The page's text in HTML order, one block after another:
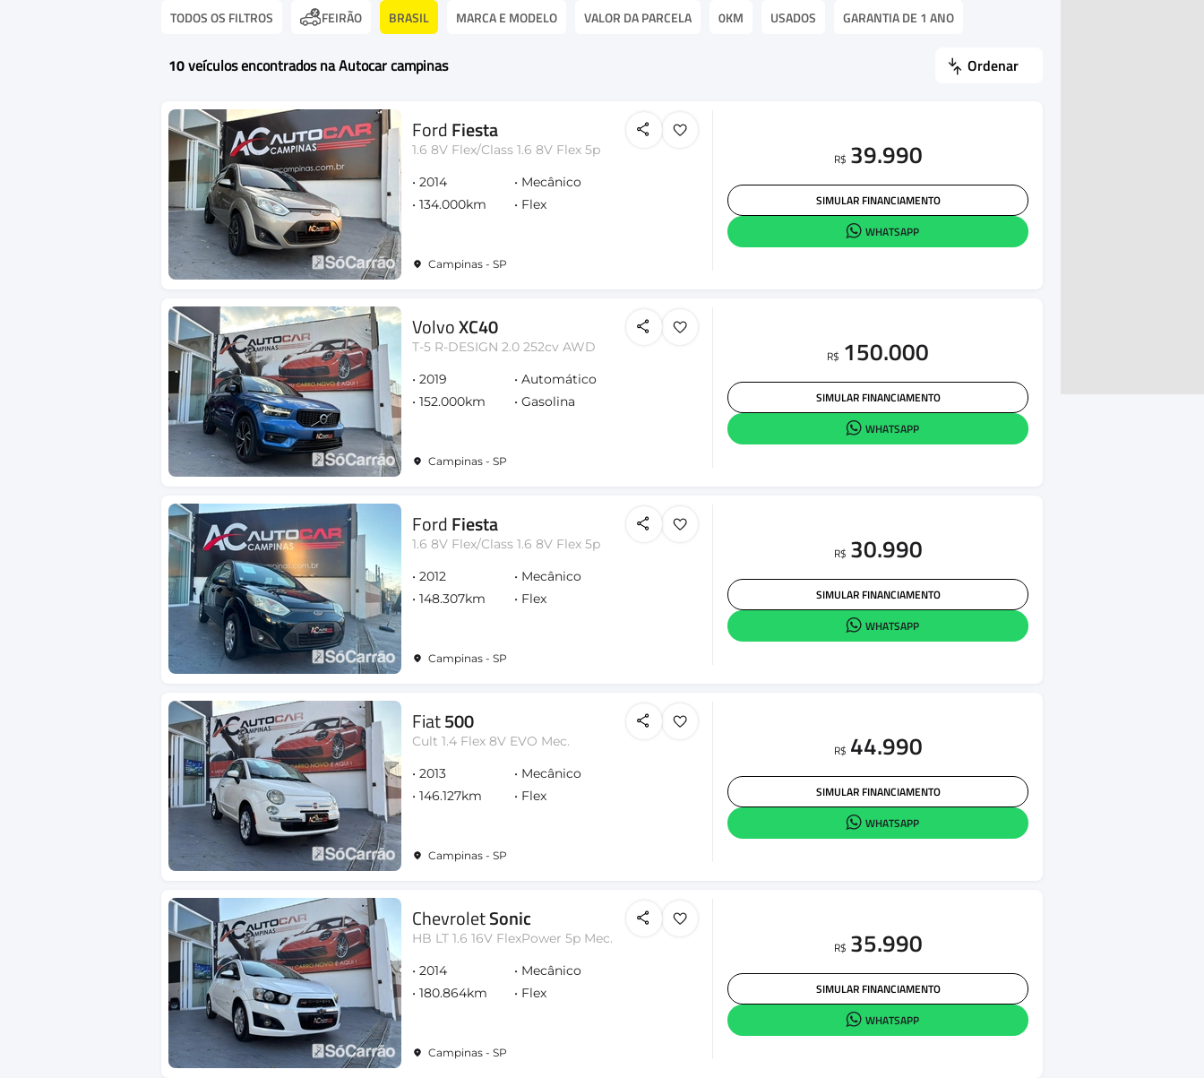
TODOS OS FILTROS FEIRÃO BRASIL MARCA E MODELO VALOR DA PARCELA 0KM USADOS GARANTIA DE 1 ANO
10veículos encontrados na Autocar campinas Ordenar
FordFiesta
1.6 8V Flex/Class 1.6 8V Flex 5p
2014
Mecânico
134.000km
Flex
Campinas - SP
R$ 39.990
SIMULAR FINANCIAMENTO
WHATSAPP
VolvoXC40
T-5 R-DESIGN 2.0 252cv AWD
2019
Automático
152.000km
Gasolina
Campinas - SP
R$ 150.000
SIMULAR FINANCIAMENTO
WHATSAPP
FordFiesta
1.6 8V Flex/Class 1.6 8V Flex 5p
2012
Mecânico
148.307km
Flex
Campinas - SP
R$ 30.990
SIMULAR FINANCIAMENTO
WHATSAPP
Fiat500
Cult 1.4 Flex 8V EVO Mec.
2013
Mecânico
146.127km
Flex
Campinas - SP
R$ 44.990
SIMULAR FINANCIAMENTO
WHATSAPP
ChevroletSonic
HB LT 1.6 16V FlexPower 5p Mec.
2014
Mecânico
180.864km
Flex
Campinas - SP
R$ 35.990
SIMULAR FINANCIAMENTO
WHATSAPP